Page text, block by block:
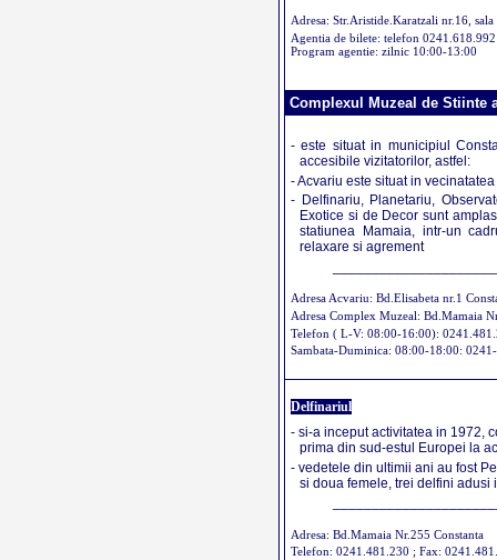
Adresa: Str.Aristide.Karatzali nr.16, sala
Agentia de bilete: telefon
Program agentie: zilnic 10:00-13:00
Complexul Muzeal de Stiinte
- este situat in municipiul
accesibile vizitatorilor, astfel:
- Acvariu este situat in
- Delfinariu, Planetariu,
Exotice si de Decor sunt
statiunea Mamaia, intr-un
relaxare si agrement
Adresa Acvariu: Bd.Elisabeta nr.1
Adresa Complex Muzeal: Bd.Mamaia
Telefon ( L-V: 08:00-16:00):
Sambata-Duminica: 08:00-18:00:
Delfinariul
- si-a inceput activitatea in 1972,
prima din sud-estul Europei la
- vedetele din ultimii ani au fost
si doua femele, trei delfini adusi
Adresa: Bd.Mamaia Nr.255 Constanta
Telefon: 0241.481.230 ; Fax: